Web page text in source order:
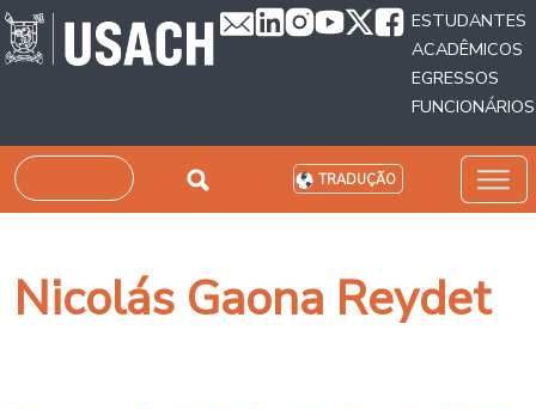
Passar para o conteúdo principal
ESTUDANTES
ACADÊMICOS
EGRESSOS
FUNCIONÁRIOS
Pesquisar TRADUÇÃO
Nicolás Gaona Reydet